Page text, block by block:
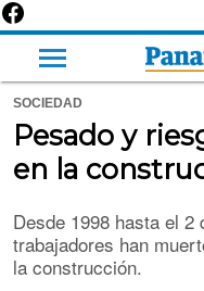
SOCIEDAD
Pesado y
en la
Desde 1998 hasta el 2
trabajadores han
la construcción.